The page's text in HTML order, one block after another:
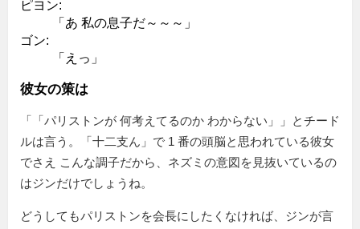
ピヨン:
「あ 私の息子だ～～～」
ゴン:
「えっ」
彼女の策は
「 パリストンが 何考えてるのか わからない
」とチード
ルは言う。「十二支ん」で 1 番の頭脳と思われている彼女
でさえ こんな調子だから、ネズミの意図を見抜いているの
はジンだけでしょうね。
どうしてもパリストンを会長にしたくなければ、ジンが言